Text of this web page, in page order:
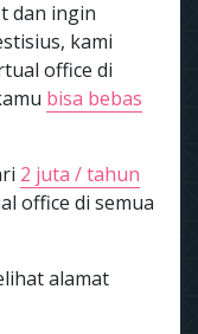
dan ingin
kami
office di
bisa bebas
2 juta / tahun
office di semua
alamat